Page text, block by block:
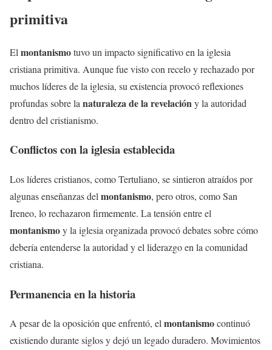
primitiva
El montanismotuvo un impacto significativo en la iglesia
cristiana primitiva. Aunque fue visto con recelo y rechazado por
muchos líderes de la iglesia, su existencia provocó reflexiones
profundas sobre la naturaleza de la revelación y la autoridad
dentro del cristianismo.
Conflictos con la iglesia establecida
Los líderes cristianos, como Tertuliano, se sintieron atraídos por
algunas enseñanzas del montanismo, pero otros, como San
Ireneo, lo rechazaron firmemente. La tensión entre el
montanismoy la iglesia organizada provocó debates sobre cómo
debería entenderse la autoridad y el liderazgo en la comunidad
cristiana.
Permanencia en la historia
A pesar de la oposición que enfrentó, elmontanismocontinuó
existiendo durante siglos y dejó un legado duradero. Movimientos